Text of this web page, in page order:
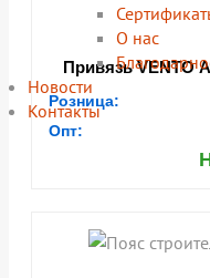
О нас
Новости
Контакты
Привязь VENTO
Розница:
Опт: